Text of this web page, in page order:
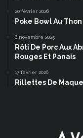
20 février 2026
Poke Bowl Au
6 novembre 2025
Rôti De Porc Aux
Rouges Et Panais
17 février 2026
Rillettes De